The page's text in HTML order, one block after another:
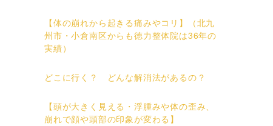
【体の崩れから起きる痛みやコリ】（北九
州市・小倉南区からも徳力整体院は36年の
実績）
どこに行く？ どんな解消法があるの？
【頭が大きく見える・浮腫みや体の歪み、
崩れで顔や頭部の印象が変わる】